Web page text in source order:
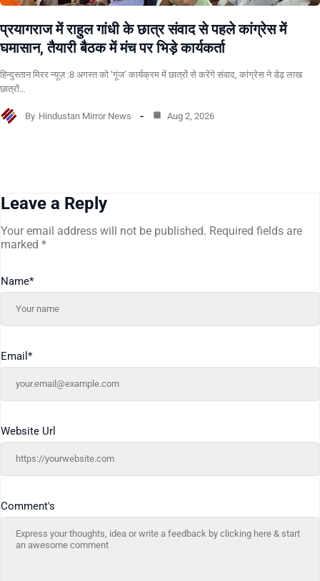
प्रयागराज में राहुल गांधी के छात्र संवाद से पहले कांग्रेस में
घमासान, तैयारी बैठक में मंच पर भिड़े कार्यकर्ता
हिन्दुस्तान मिरर न्यूज़ :8 अगस्त को ‘गूंज’ कार्यक्रम में छात्रों से करेंगे संवाद, कांग्रेस ने डेढ़ लाख
छात्रों…
By Hindustan Mirror News Aug 2, 2026
Leave a Reply
Your email address will not be published. Required fields are
marked *
Comment's
Name*
Email *
Website Url